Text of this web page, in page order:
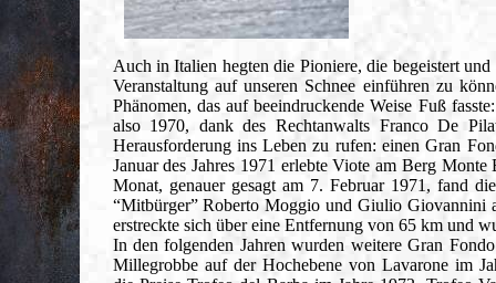
Auch in Italien hegten die Pioniere, die begeistert
Veranstaltung auf unseren Schnee einführen zu
Phänomen, das auf beeindruckende Weise Fuß
also 1970, dank des Rechtanwalts Franco De
Herausforderung ins Leben zu rufen: einen Gran
Januar des Jahres 1971 erlebte Viote am Berg
Monat, genauer gesagt am 7. Februar 1971, fand
“Mitbürger” Roberto Moggio und Giulio Giovannini
erstreckte sich über eine Entfernung von 65 km und
In den folgenden Jahren wurden weitere Gran
Millegrobbeauf der Hochebene von Lavarone im